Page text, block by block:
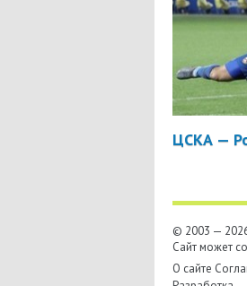
ЦСКА —
© 2003 —
Сайт может
О сайте